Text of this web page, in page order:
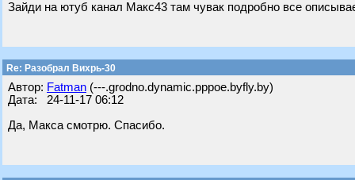
Зайди на ютуб канал Макс43 там чувак подробно все
Re: Разобрал Вихрь-30
Автор: Fatman (---.grodno.dynamic.pppoe.byfly.by)
Дата: 24-11-17 06:12
Да, Макса смотрю. Спасибо.